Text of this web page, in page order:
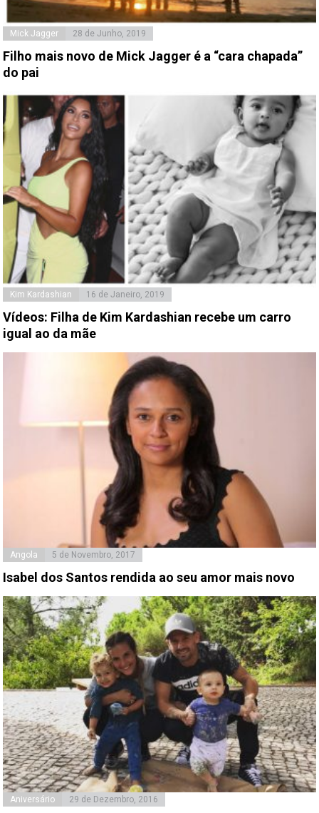
Mick Jagger 28 de Junho, 2019
Filho mais novo de Mick Jagger é a “cara chapada”
do pai
Kim Kardashian 16 de Janeiro, 2019
Vídeos: Filha de Kim Kardashian recebe um carro
igual ao da mãe
Angola 5 de Novembro, 2017
Isabel dos Santos rendida ao seu amor mais novo
Aniversário 29 de Dezembro, 2016